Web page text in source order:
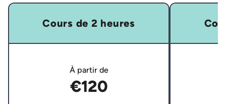
Cours de 2 heures
À partir de
€120